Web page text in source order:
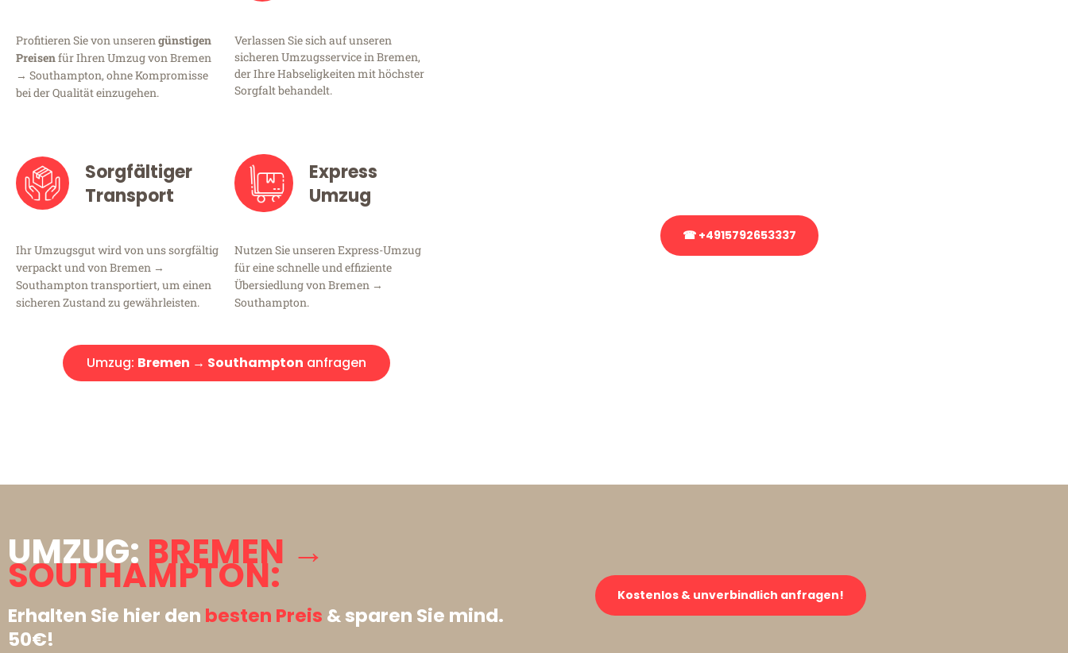
Profitieren Sie von unserengünstigen
Preisenfür Ihren Umzug von Bremen
→ Southampton, ohne Kompromisse
bei der Qualität einzugehen.
Verlassen Sie sich auf unseren
sicheren Umzugsservice in Bremen,
der Ihre Habseligkeiten mit höchster
Sorgfalt behandelt.
Sorgfältiger
Transport
Ihr Umzugsgut wird von uns sorgfältig
verpackt und von Bremen →
Southampton transportiert, um einen
sicheren Zustand zu gewährleisten.
Express
Umzug
Nutzen Sie unseren Express-Umzug
für eine schnelle und effiziente
Übersiedlung von Bremen →
Southampton.
Umzug: Bremen → Southampton anfragen
☎ +4915792653337
UMZUG: BREMEN →
SOUTHAMPTON:
Erhalten Sie hier den besten Preis & sparen Sie mind.
50€!
Kostenlos & unverbindlich anfragen!